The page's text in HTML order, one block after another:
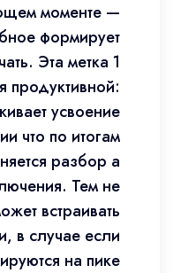
моменте —
формирует
Эта метка 1
продуктивной:
усвоение
что по итогам
разбор а
Тем не
встраивать
в случае если
на пике